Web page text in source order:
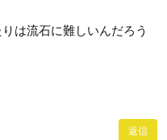
は流石に難しいんだろう
返信